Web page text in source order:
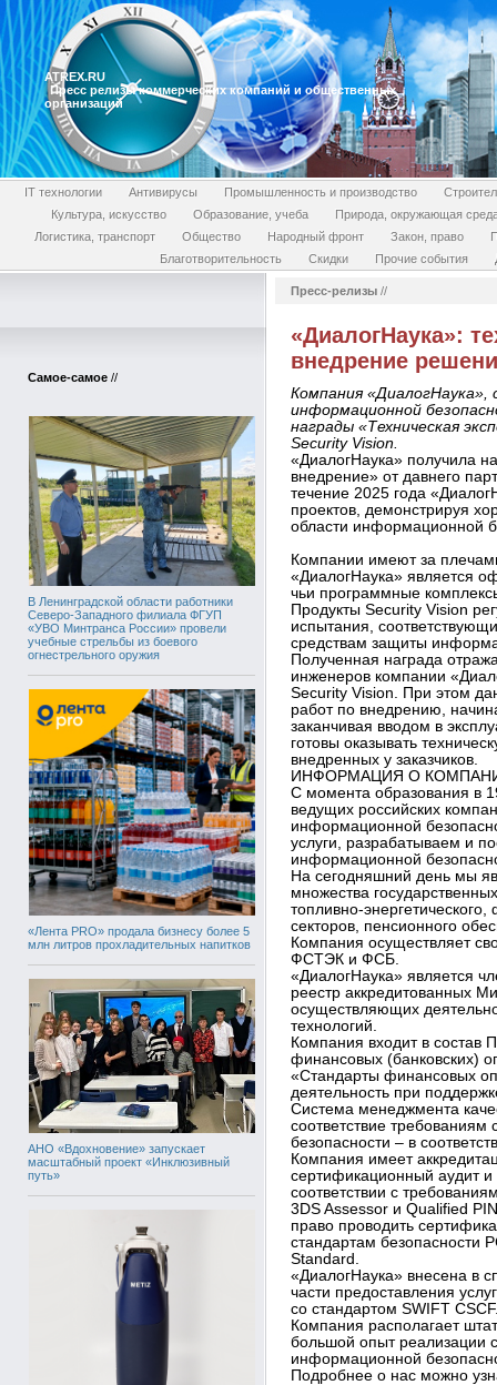
ATREX.RU
Пресс релизы коммерческих компаний и общественных
организаций
IT технологии Антивирусы Промышленность и производство
Культура, искусство
Образование, учеба
Природа, окружающая
Логистика, транспорт
Общество Народный фронт Закон, право
Благотворительность
Скидки Прочие события
Самое-самое //
В Ленинградской области работники
Северо-Западного филиала ФГУП
«УВО Минтранса России» провели
учебные стрельбы из боевого
огнестрельного оружия
«Лента PRO» продала бизнесу более 5
млн литров прохладительных напитков
АНО «Вдохновение» запускает
масштабный проект «Инклюзивный
путь»
Пресс-релизы //
«ДиалогНаука»:
внедрение
Компания
информационной
награды «Техническая
Security Vision.
«ДиалогНаука» получила
внедрение» от давнего
течение 2025 года
проектов, демонстрируя
области информационной
Компании имеют за
«ДиалогНаука» является
чьи программные
Продукты Security Vision
испытания,
средствам защиты
Полученная награда
инженеров компании
Security Vision. При этом
работ по внедрению,
заканчивая вводом в
готовы оказывать
внедренных у заказчиков.
ИНФОРМАЦИЯ О
С момента образования в
ведущих российских
информационной
услуги, разрабатываем и
информационной
На сегодняшний день мы
множества
топливно-
секторов, пенсионного
Компания осуществляет
ФСТЭК и ФСБ.
«ДиалогНаука» является
реестр аккредитованных
осуществляющих
технологий.
Компания входит в состав
финансовых (банковских)
«Стандарты финансовых
деятельность при
Система менеджмента
соответствие
безопасности – в
Компания имеет
сертификационный аудит и
соответствии с
3DS Assessor и Qualified
право проводить
стандартам безопасности
Standard.
«ДиалогНаука» внесена в
части предоставления
со стандартом SWIFT
Компания располагает
большой опыт реализации
информационной
Подробнее о нас можно